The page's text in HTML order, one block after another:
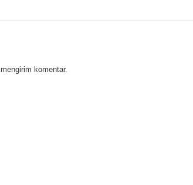
komentar.